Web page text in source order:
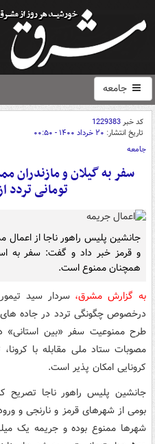
جامعه
کد خبر1229383
تاریخ انتشار: ۲۰ خرداد ۱۴۰۰ - ۰۰:۵۰
جامعه
تومانی تردد از ۲۲ تا ۳
جانشین پلیس راهور ناجا از اعمال
و قرمز خبر داد و گفت: سفر به
همچنان ممنوع است.
به گزارش مشرق،سردار سید
درخصوص چگونگی تردد در جاده های
طرح ممنوعیت سفر «بین استانی»
مصوبات ستاد ملی مقابله با
کرونایی امکان پذیر است.
جانشین پلیس راهور ناجا
بومی از شهرهای قرمز و نارنجی و
شهرها ممنوع بوده و جریمه یک